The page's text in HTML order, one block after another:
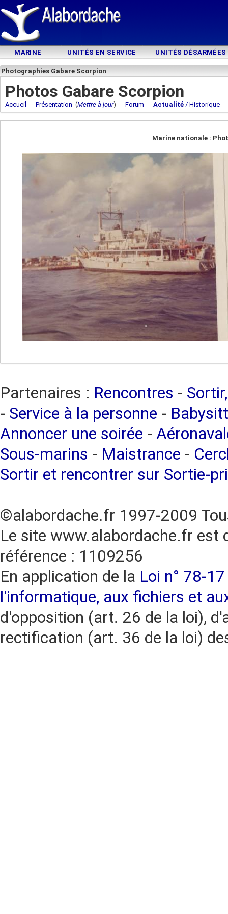
MARINE UNITÉS EN SERVICE UNITÉS DÉSARMÉES
Photographies Gabare Scorpion
Photos Gabare Scorpion
Accueil Présentation (Mettre à jour) Forum Actualité / Historique
Marine nationale :
Partenaires : Rencontres -
- Service à la personne -
Annoncer une soirée -
Sous-marins - Maistrance -
Sortir et rencontrer sur Sortie-
©alabordache.fr 1997-2009
Le site www.alabordache.fr est
référence : 1109256
En application de la Loi n° 78-
l'informatique, aux fichiers et
d'opposition (art. 26 de la loi),
rectification (art. 36 de la loi)